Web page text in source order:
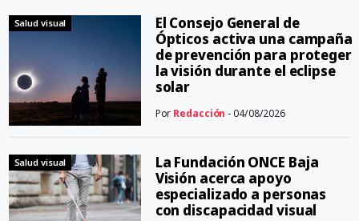
Salud visual
El Consejo General de
Ópticos activa una campaña
de prevención para proteger
la visión durante el eclipse
solar
Por Redacción - 04/08/2026
Salud visual
La Fundación ONCE Baja
Visión acerca apoyo
especializado a personas
con discapacidad visual